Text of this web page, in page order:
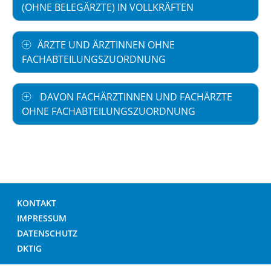
(OHNE BELEGÄRZTE) IN VOLLKRÄFTEN
ÄRZTE UND ÄRZTINNEN OHNE
FACHABTEILUNGSZUORDNUNG
DAVON FACHÄRZTINNEN UND FACHÄRZTE
OHNE FACHABTEILUNGSZUORDNUNG
KONTAKT
IMPRESSUM
DATENSCHUTZ
DKTIG